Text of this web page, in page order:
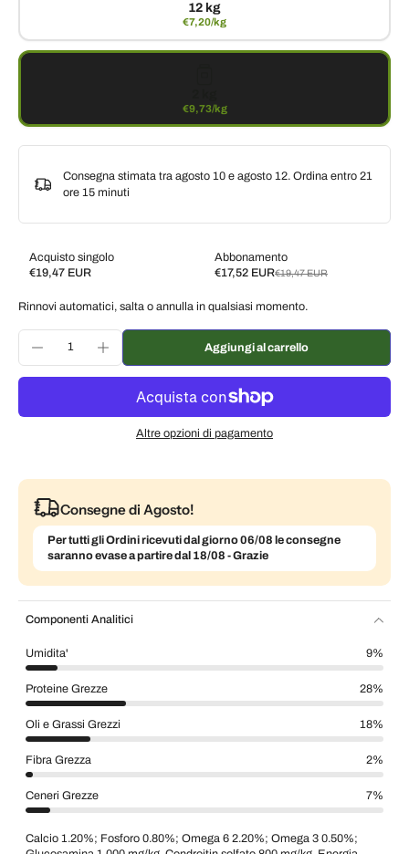
12 kg
€7,20/kg
€9,73/kg
Consegna stimata tra agosto 10 e agosto 12. Ordina entro 21
ore 15 minuti
Acquisto singolo
€19,47 EUR
Abbonamento
€17,52 EUR€19,47 EUR
Subscribe and save
Consegna ogni 3 settimane, 7% di sconto
Consegna ogni mese, 5% di sconto
€18,50 EUR
Rinnovi automatici, salta o annulla in qualsiasi momento.
Aggiungi al carrello
Altre opzioni di pagamento
Consegne di Agosto!
Per tutti gli Ordini ricevuti dal giorno 06/08 le consegne
saranno evase a partire dal 18/08 - Grazie
Componenti Analitici
Umidita' 9%
Proteine Grezze 28%
Oli e Grassi Grezzi 18%
Fibra Grezza 2%
Ceneri Grezze 7%
Calcio 1.20%; Fosforo 0.80%; Omega 6 2.20%; Omega 3 0.50%;